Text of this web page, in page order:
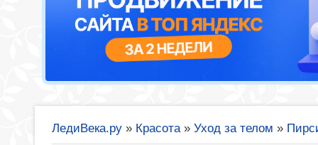
ЛедиВека.ру » Красота» Уход за телом »